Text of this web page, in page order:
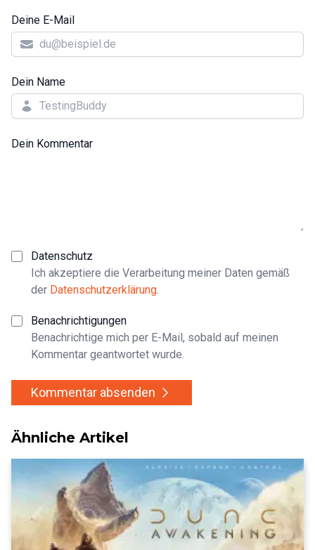
Deine E-Mail
Dein Name
Dein Kommentar
Datenschutz
Ich akzeptiere die Verarbeitung meiner Daten gemäß
der Datenschutzerklärung.
Benachrichtigungen
Benachrichtige mich per E-Mail, sobald auf meinen
Kommentar geantwortet wurde.
Kommentar absenden
Ähnliche Artikel